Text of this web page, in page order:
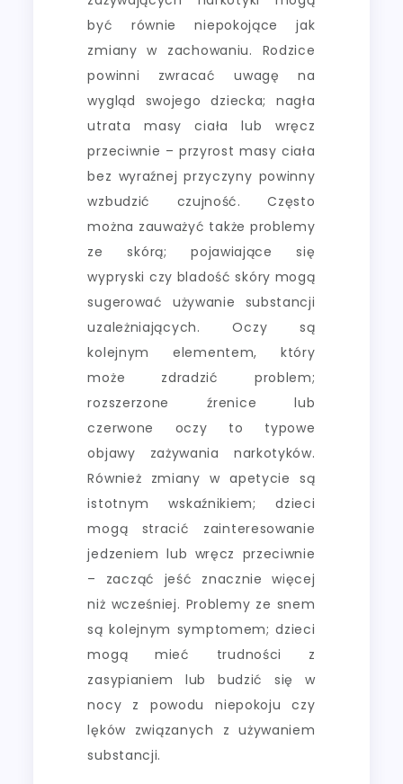
być równie niepokojące jak
zmiany w zachowaniu. Rodzice
powinni zwracać uwagę na
wygląd swojego dziecka; nagła
utrata masy ciała lub wręcz
przeciwnie – przyrost masy ciała
bez wyraźnej przyczyny powinny
wzbudzić czujność. Często
można zauważyć także problemy
ze skórą; pojawiające się
wypryski czy bladość skóry mogą
sugerować używanie substancji
uzależniających. Oczy są
kolejnym elementem, który
może zdradzić problem;
rozszerzone źrenice lub
czerwone oczy to typowe
objawy zażywania narkotyków.
Również zmiany w apetycie są
istotnym wskaźnikiem; dzieci
mogą stracić zainteresowanie
jedzeniem lub wręcz przeciwnie
– zacząć jeść znacznie więcej
niż wcześniej. Problemy ze snem
są kolejnym symptomem; dzieci
mogą mieć trudności z
zasypianiem lub budzić się w
nocy z powodu niepokoju czy
lęków związanych z używaniem
substancji.